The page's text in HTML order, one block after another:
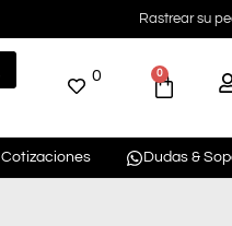
Rastrear su
0 0
Cotizaciones Dudas &